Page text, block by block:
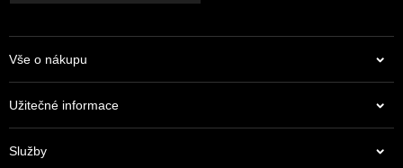
Vše o nákupu
Užitečné informace
Služby